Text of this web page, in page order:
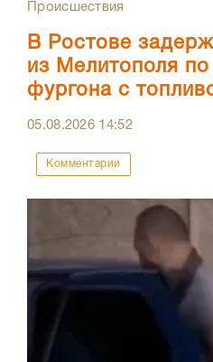
Происшествия
В Ростове
из Мелитополя
фургона с
05.08.2026 14:52
Комментарии